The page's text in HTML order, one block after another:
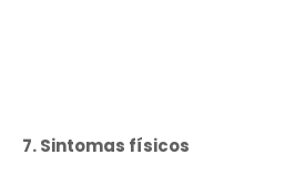
7. Sintomas físicos